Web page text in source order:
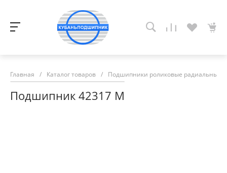
Главная / Каталог товаров / Подшипники роликовые радиальные
Подшипник 42317 М